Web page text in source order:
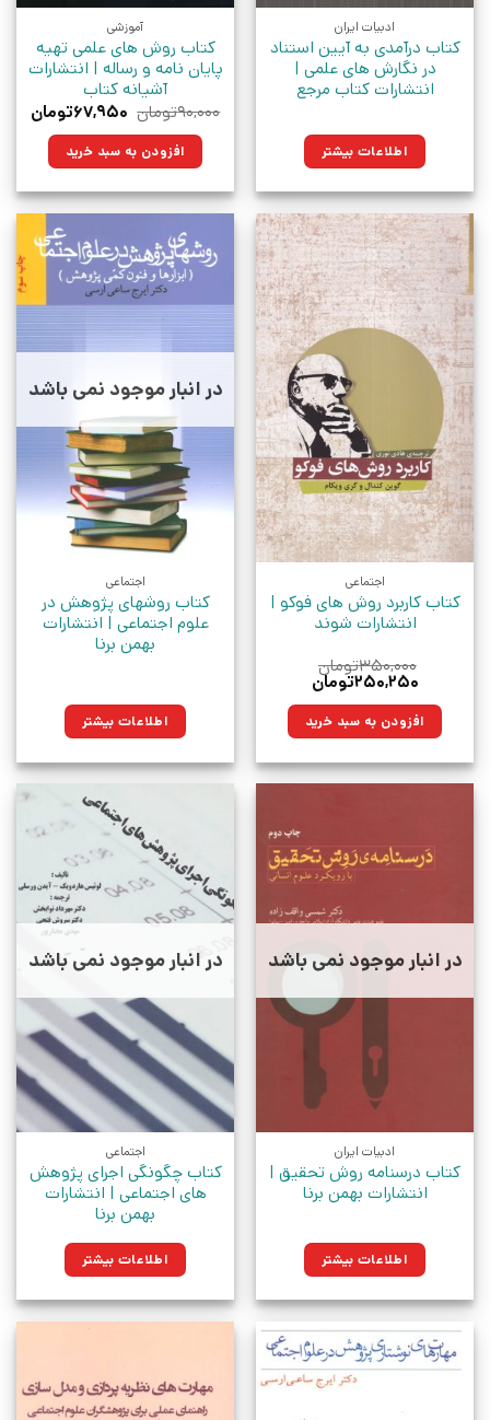
ادبیات ایران
کتاب درآمدی به آیین استناد
در نگارش های علمی |
انتشارات کتاب مرجع
اطلاعات بیشتر
آموزشی
کتاب روش های علمی تهیه
پایان نامه و رساله | انتشارات
آشیانه کتاب
۹۰,۰۰۰تومان قیمت
۹۰,۰۰۰تومان
بود.
۶۷,۹۵۰تومان
افزودن به سبد خرید
اجتماعی
کتاب کاربرد روش های فوکو |
انتشارات شوند
۳۵۰,۰۰۰تومان
قیمت
۳۵۰,۰۰۰تومان
بود.
۲۵۰,۲۵۰تومان
۲۵۰,۲۵۰تومان.افزودن به سبد خرید
در انبار موجود نمی باشد
اجتماعی
کتاب روشهای پژوهش در
علوم اجتماعی | انتشارات
بهمن برنا
اطلاعات بیشتر
در انبار موجود نمی باشد
ادبیات ایران
کتاب درسنامه روش تحقیق |
انتشارات بهمن برنا
اطلاعات بیشتر
در انبار موجود نمی باشد
اجتماعی
کتاب چگونگی اجرای پژوهش
های اجتماعی | انتشارات
بهمن برنا
اطلاعات بیشتر